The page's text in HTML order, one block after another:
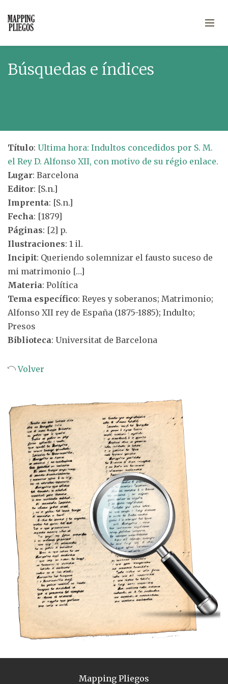
Búsquedas e índices
Título: Ultima hora: Indultos concedidos por S. M.
el Rey D. Alfonso XII, con motivo de su régio enlace.
Lugar: Barcelona
Editor: [S.n.]
Imprenta: [S.n.]
Fecha: [1879]
Páginas: [2] p.
Ilustraciones: 1 il.
Incipit: Queriendo solemnizar el fausto suceso de
mi matrimonio […]
Materia: Política
Tema específico: Reyes y soberanos; Matrimonio;
Alfonso XII rey de España (1875-1885); Indulto;
Presos
Biblioteca: Universitat de Barcelona
Volver
Mapping Pliegos